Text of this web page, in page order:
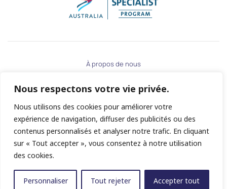
Nous respectons votre vie privée.
Nous utilisons des cookies pour améliorer votre
expérience de navigation, diffuser des publicités ou des
contenus personnalisés et analyser notre trafic. En cliquant
sur « Tout accepter », vous consentez à notre utilisation
des cookies.
Personnaliser Tout rejeter Accepter tout
À propos de nous
Politique de confidentialité
Conditions Générales
Site web par
R24k Travel Agency Software